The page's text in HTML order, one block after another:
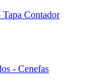
Contador
- Cenefas